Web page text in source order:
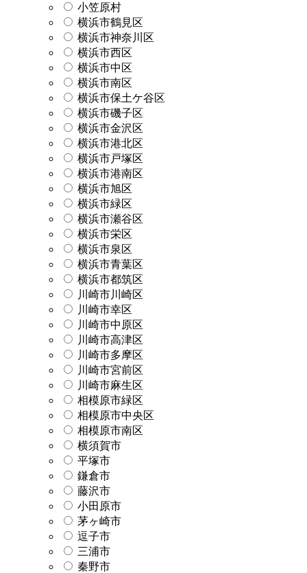
小笠原村
横浜市鶴見区
横浜市神奈川区
横浜市西区
横浜市中区
横浜市南区
横浜市保土ケ谷区
横浜市磯子区
横浜市金沢区
横浜市港北区
横浜市戸塚区
横浜市港南区
横浜市旭区
横浜市緑区
横浜市瀬谷区
横浜市栄区
横浜市泉区
横浜市青葉区
横浜市都筑区
川崎市川崎区
川崎市幸区
川崎市中原区
川崎市高津区
川崎市多摩区
川崎市宮前区
川崎市麻生区
相模原市緑区
相模原市中央区
相模原市南区
横須賀市
平塚市
鎌倉市
藤沢市
小田原市
茅ヶ崎市
逗子市
三浦市
秦野市